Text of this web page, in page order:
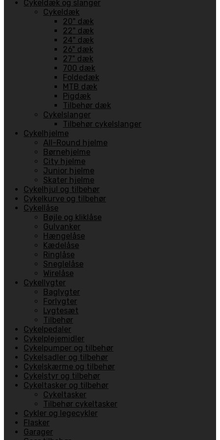
Cykeldæk og slanger
Cykeldæk
20" dæk
22" dæk
24" dæk
26" dæk
27" dæk
700 dæk
Foldedæk
MTB dæk
Pigdæk
Tilbehør dæk
Cykelslanger
Tilbehør cykelslanger
Cykelhjelme
All-Round hjelme
Børnehjelme
City hjelme
Junior hjelme
Skater hjelme
Cykelhjul og tilbehør
Cykelkurve og tilbehør
Cykellåse
Bøjle og kliklåse
Gulvanker
Hængelåse
Kædelåse
Ringlåse
Sneglelåse
Wirelåse
Cykellygter
Baglygter
Forlygter
Lygtesæt
Tilbehør
Cykelpedaler
Cykelplejemidler
Cykelpumper og tilbehør
Cykelsadler og tilbehør
Cykelskærme og tilbehør
Cykelstyr og tilbehør
Cykeltasker og tilbehør
Cykeltasker
Tilbehør cykeltasker
Cykler og legecykler
Flasker
Garager